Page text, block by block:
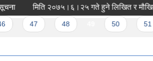
मिति २०७५।६।२५ गते हुने लिखित र मौखिक